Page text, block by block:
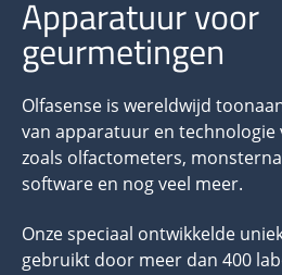
Odour
Data
to
Knowledge
Apparatuur voor
geurmetingen
Olfasense is wereldwijd
van apparatuur en
zoals olfactometers,
software en nog veel meer.
Onze speciaal ontwikkelde
gebruikt door meer dan 400